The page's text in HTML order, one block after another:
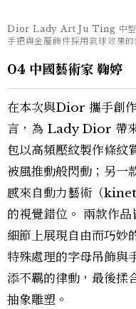
Dior Lady Art Ju Ting 中型提
手把與金屬飾件採用氣球效
04 中國藝術家 鞠婷
在本次與Dior 攜手創
言，為 Lady Dior 帶
包以高頻壓紋製作條紋
被風推動般閃動；另一
感來自動力藝術（
的視覺錯位。 兩款作
細節上展現自由而巧妙
特殊處理的字母吊飾與
添不羈的律動，最後揉
抽象雕塑。